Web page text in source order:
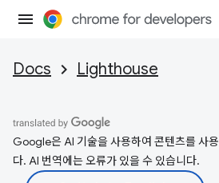
Docs Lighthouse
Google은 AI 기술을 사용하여 콘텐츠를 사
다. AI 번역에는 오류가 있을 수 있습니다.